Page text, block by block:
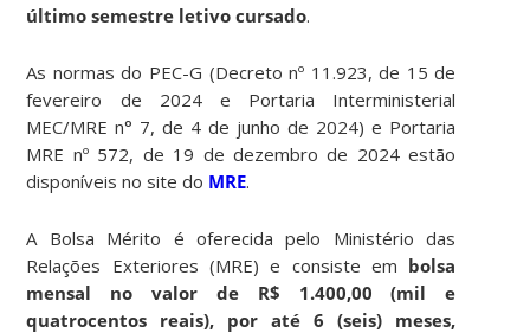
último semestre letivo cursado.
As normas do PEC-G (Decreto nº 11.923, de 15 de
fevereiro de 2024 e Portaria Interministerial
MEC/MRE n° 7, de 4 de junho de 2024) e Portaria
MRE nº 572, de 19 de dezembro de 2024 estão
disponíveis no site do MRE.
A Bolsa Mérito é oferecida pelo Ministério das
Relações Exteriores (MRE) e consiste em bolsa
mensal no valor de R$ 1.400,00 (mil e
quatrocentos reais), por até 6 (seis) meses,